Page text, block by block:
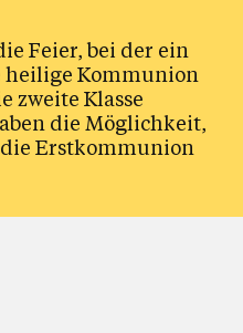
Feier, bei der ein
heilige Kommunion
zweite Klasse
die Möglichkeit,
Erstkommunion